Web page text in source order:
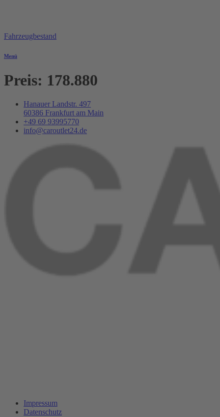
Fahrzeugbestand
Menü
Preis: 178.880
Hanauer Landstr. 497
60386 Frankfurt am Main
+49 69 93995770
info@caroutlet24.de
Impressum
Datenschutz